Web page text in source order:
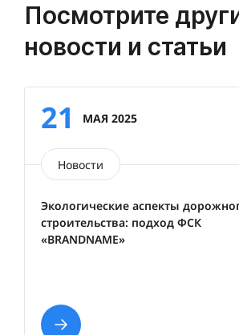
Посмотрите
новости и статьи
21 МАЯ 2025
Новости
Экологические аспекты
строительства: подход ФСК
«BRANDNAME»